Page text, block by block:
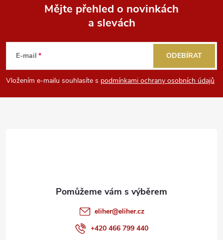
p
Mějte přehled o novinkách
a slevách
E-mail
Vložením e-mailu souhlasíte s podmínkami ochrany osobních údajů
ODEBÍRAT
eliher@eliher.cz
+420 466 799 440